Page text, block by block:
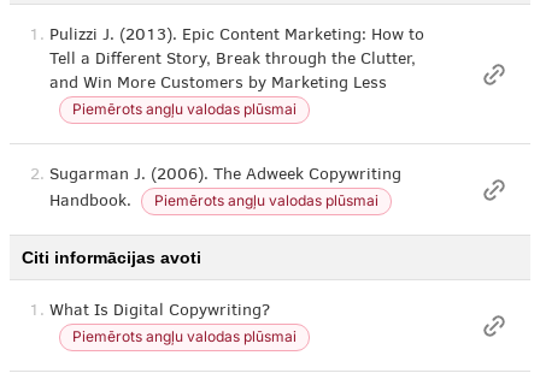
1. Pulizzi J. (2013). Epic Content Marketing: How to
Tell a Different Story, Break through the Clutter,
and Win More Customers by Marketing Less
Piemērots angļu valodas plūsmai
2. Sugarman J. (2006). The Adweek Copywriting
Handbook.
Piemērots angļu valodas plūsmai
Citi informācijas avoti
1. What Is Digital Copywriting?​
Piemērots angļu valodas plūsmai